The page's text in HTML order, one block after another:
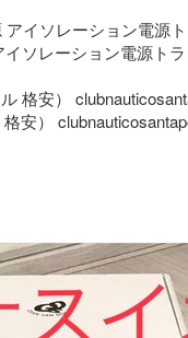
ソレーション電源ト
安）